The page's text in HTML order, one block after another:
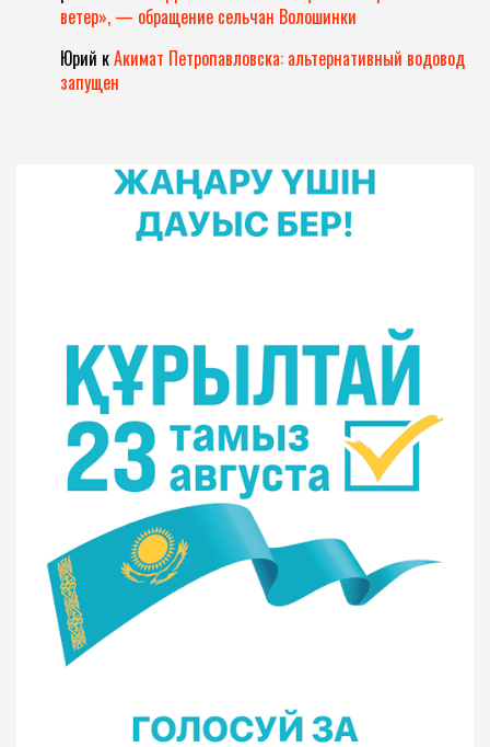
ветер», — обращение сельчан Волошинки
Юрий кАкимат Петропавловска: альтернативный водовод
запущен